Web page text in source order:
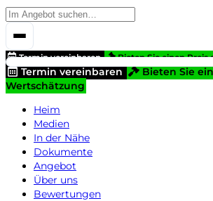
Termin vereinbaren Bieten Sie einen Preis
Termin vereinbaren
Bieten Sie
Wertschätzung
Heim
Medien
In der Nähe
Dokumente
Angebot
Über uns
Bewertungen